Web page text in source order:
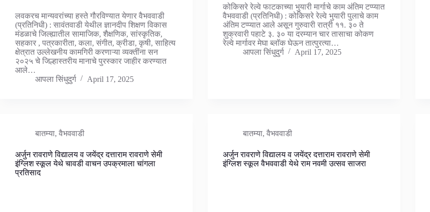
लवकरच मान्यवरांच्या हस्ते गौरविण्यात येणार वैभववाडी
(प्रतिनिधी) : सावंतवाडी येथील ज्ञानदीप शिक्षण विकास
मंडळाचे जिल्ह्यातील सामाजिक, शैक्षणिक, सांस्कृतिक,
सहकार , पत्रकारीता, कला, संगीत, क्रीडा, कृषी, साहित्य
क्षेत्रात उल्लेखनीय कामगिरी करणाऱ्या व्यक्तींना सन
२०२५ चे जिल्हास्तरीय मानाचे पुरस्कार जाहीर करण्यात
आले…
आपला सिंधुदुर्ग
April 17, 2025
कोकिसरे रेल्वे फाटकाच्या भुयारी मार्गाचे काम अंतिम टप्प्यात
वैभववाडी (प्रतिनिधी) : कोकिसरे रेल्वे भुयारी पुलाचे काम
अंतिम टप्प्यात आले असून गुरुवारी रात्री ११. ३० ते
शुक्रवारी पहाटे ३. ३० या दरम्यान चार तासाचा कोकण
रेल्वे मार्गावर मेघा ब्लॉक घेऊन तात्पुरत्या…
आपला सिंधुदुर्ग
April 17, 2025
बातम्या, वैभववाडी
अर्जुन रावराणे विद्यालय व जयेंद्र दत्ताराम रावराणे सेमी
इंग्लिश स्कूल येथे चावडी वाचन उपक्रमाला चांगला
प्रतिसाद
बातम्या,वैभववाडी
अर्जुन रावराणे विद्यालय व जयेंद्र दत्ताराम रावराणे सेमी
इंग्लिश स्कूल वैभववाडी येथे राम नवमी उत्सव साजरा